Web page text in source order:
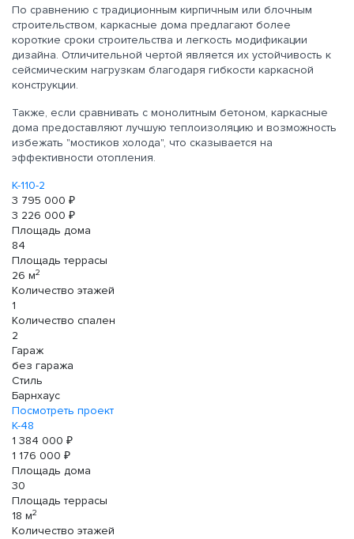
По сравнению с традиционным кирпичным или блочным
строительством, каркасные дома предлагают более
короткие сроки строительства и легкость модификации
дизайна. Отличительной чертой является их устойчивость к
сейсмическим нагрузкам благодаря гибкости каркасной
конструкции.
Также, если сравнивать с монолитным бетоном, каркасные
дома предоставляют лучшую теплоизоляцию и возможность
избежать "мостиков холода", что сказывается на
эффективности отопления.
К-110-2
3 795 000 ₽
3 226 000 ₽
Площадь дома
84
Площадь террасы
26 м2
Количество этажей
1
Количество спален
2
Гараж
без гаража
Стиль
Барнхаус
Посмотреть проект
К-48
1 384 000 ₽
1 176 000 ₽
Площадь дома
30
Площадь террасы
18 м2
Количество этажей